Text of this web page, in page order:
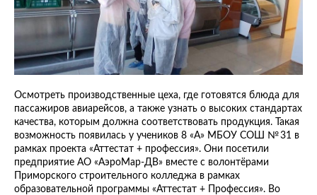
Осмотреть производственные цеха, где готовятся блюда для
пассажиров авиарейсов, а также узнать о высоких стандартах
качества, которым должна соответствовать продукция. Такая
возможность появилась у учеников 8 «А» МБОУ СОШ № 31 в
рамках проекта «Аттестат + профессия». Они посетили
предприятие АО «АэроМар-ДВ» вместе с волонтёрами
Приморского строительного колледжа в рамках
образовательной программы «Аттестат + Профессия». Во